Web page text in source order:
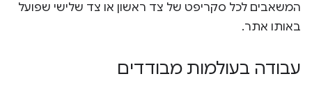
המשאבים לכל סקריפט של צד ראשון או צד שלישי שפועל
באותו אתר.
עבודה בעולמות מבודדים